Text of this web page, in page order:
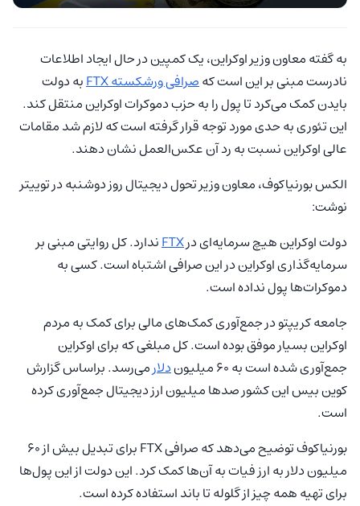
به گفته معاون وزیر اوکراین، یک کمپین در حال ایجاد اطلاعات
نادرست مبنی بر این است کهصرافی ورشکسته FTX
به دولت
بایدن کمک می‌کرد تا پول را به حزب دموکرات اوکراین منتقل کند.
این تئوری به حدی مورد توجه قرار گرفته است که لازم شد مقامات
عالی اوکراین نسبت به رد آن عکس‌العمل نشان دهند.
الکس بورنیاکوف، معاون وزیر تحول دیجیتال روز دوشنبه در توییتر
نوشت:
دولت اوکراین هیچ سرمایه‌ای درFTXندارد. کل روایتی مبنی بر
سرمایه‌گذاری اوکراین در این صرافی اشتباه است. کسی به
دموکرات‌ها پول نداده است.
جامعه کریپتو در جمع‌آوری کمک‌های مالی برای کمک به مردم
اوکراین بسیار موفق بوده است. کل مبلغی که برای اوکراین
جمع‌آوری شده است به 60 میلیون
دلارمی‌رسد. براساس گزارش
کوین بیس این کشور صدها میلیون ارز دیجیتال جمع‌آوری کرده
است.
بورنیاکوف توضیح می‌دهد که صرافی FTX برای تبدیل بیش از 60
میلیون دلار به ارز فیات به آن‌ها کمک کرد. این دولت از این پول‌ها
برای تهیه همه چیز از گلوله تا باند استفاده کرده است.